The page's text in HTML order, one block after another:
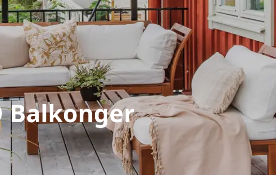
Balkonger